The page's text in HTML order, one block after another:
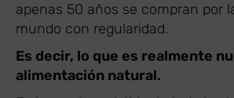
apenas 50 años se compran por
mundo con regularidad.
Es decir, lo que es realmente
alimentación natural.